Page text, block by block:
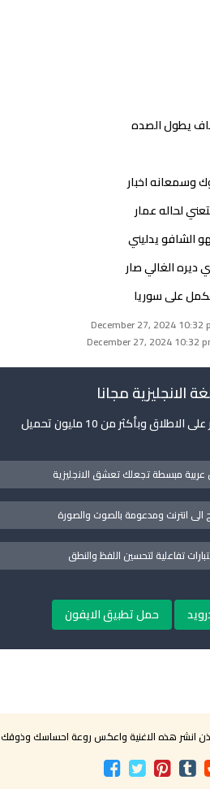
يطول الصده
وسمعانه اخبار
لحاله عمار
الشافو يدليني
ديره الغالي صار
على سوريا
الانجليزية مجانا
وبأكثر من 10 مليون تحميل
عربية مبسطة تجعلك تعشق الانجليزية
الى انترنت ومدعومة بالصوت والصورة
حمل تطبيق الايفون
انشر هذه الاغنية واعكس روعة احساسك وذوقك